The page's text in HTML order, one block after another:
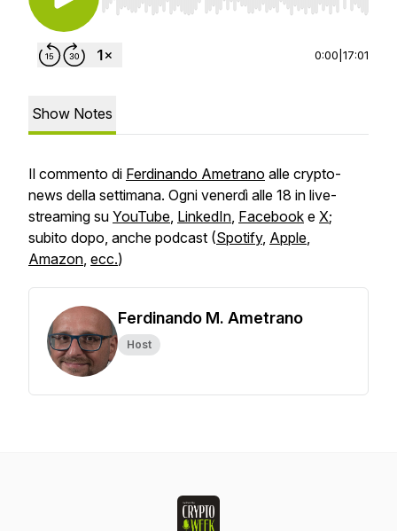
Use Left/Right to seek, Home/End to jump to
0:00 17:01
Show Notes
Il commento di Ferdinando Ametrano alle crypto-
news della settimana. Ogni venerdì alle 18 in live-
streaming su YouTube, LinkedIn, Facebook e X;
subito dopo, anche podcast (Spotify, Apple,
Amazon, ecc.)
Ferdinando M. Ametrano
Host